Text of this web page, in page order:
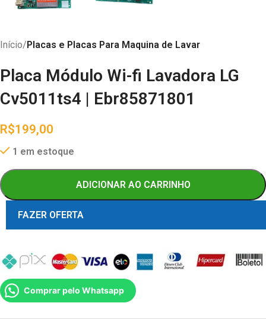
Início Placas e Placas Para Maquina de Lavar
Placa Módulo Wi-fi Lavadora LG
Cv5011ts4 | Ebr85871801
R$199,00
1 em estoque
ADICIONAR AO CARRINHO
FAZER OFERTA
Comprar pelo Whatsapp